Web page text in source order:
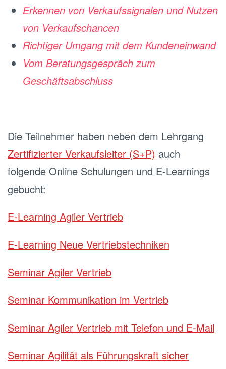
Erkennen von Verkaufssignalen und Nutzen
von Verkaufschancen
Richtiger Umgang mit dem Kundeneinwand
Vom Beratungsgespräch zum
Geschäftsabschluss
Die Teilnehmer haben neben dem Lehrgang
Zertifizierter Verkaufsleiter (S+P) auch
folgende Online Schulungen und E-Learnings
gebucht:
E-Learning Agiler Vertrieb
E-Learning Neue Vertriebstechniken
Seminar Agiler Vertrieb
Seminar Kommunikation im Vertrieb
Seminar Agiler Vertrieb mit Telefon und E-Mail
Seminar Agilität als Führungskraft sicher